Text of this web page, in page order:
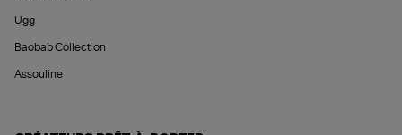
Ugg
Baobab Collection
Assouline